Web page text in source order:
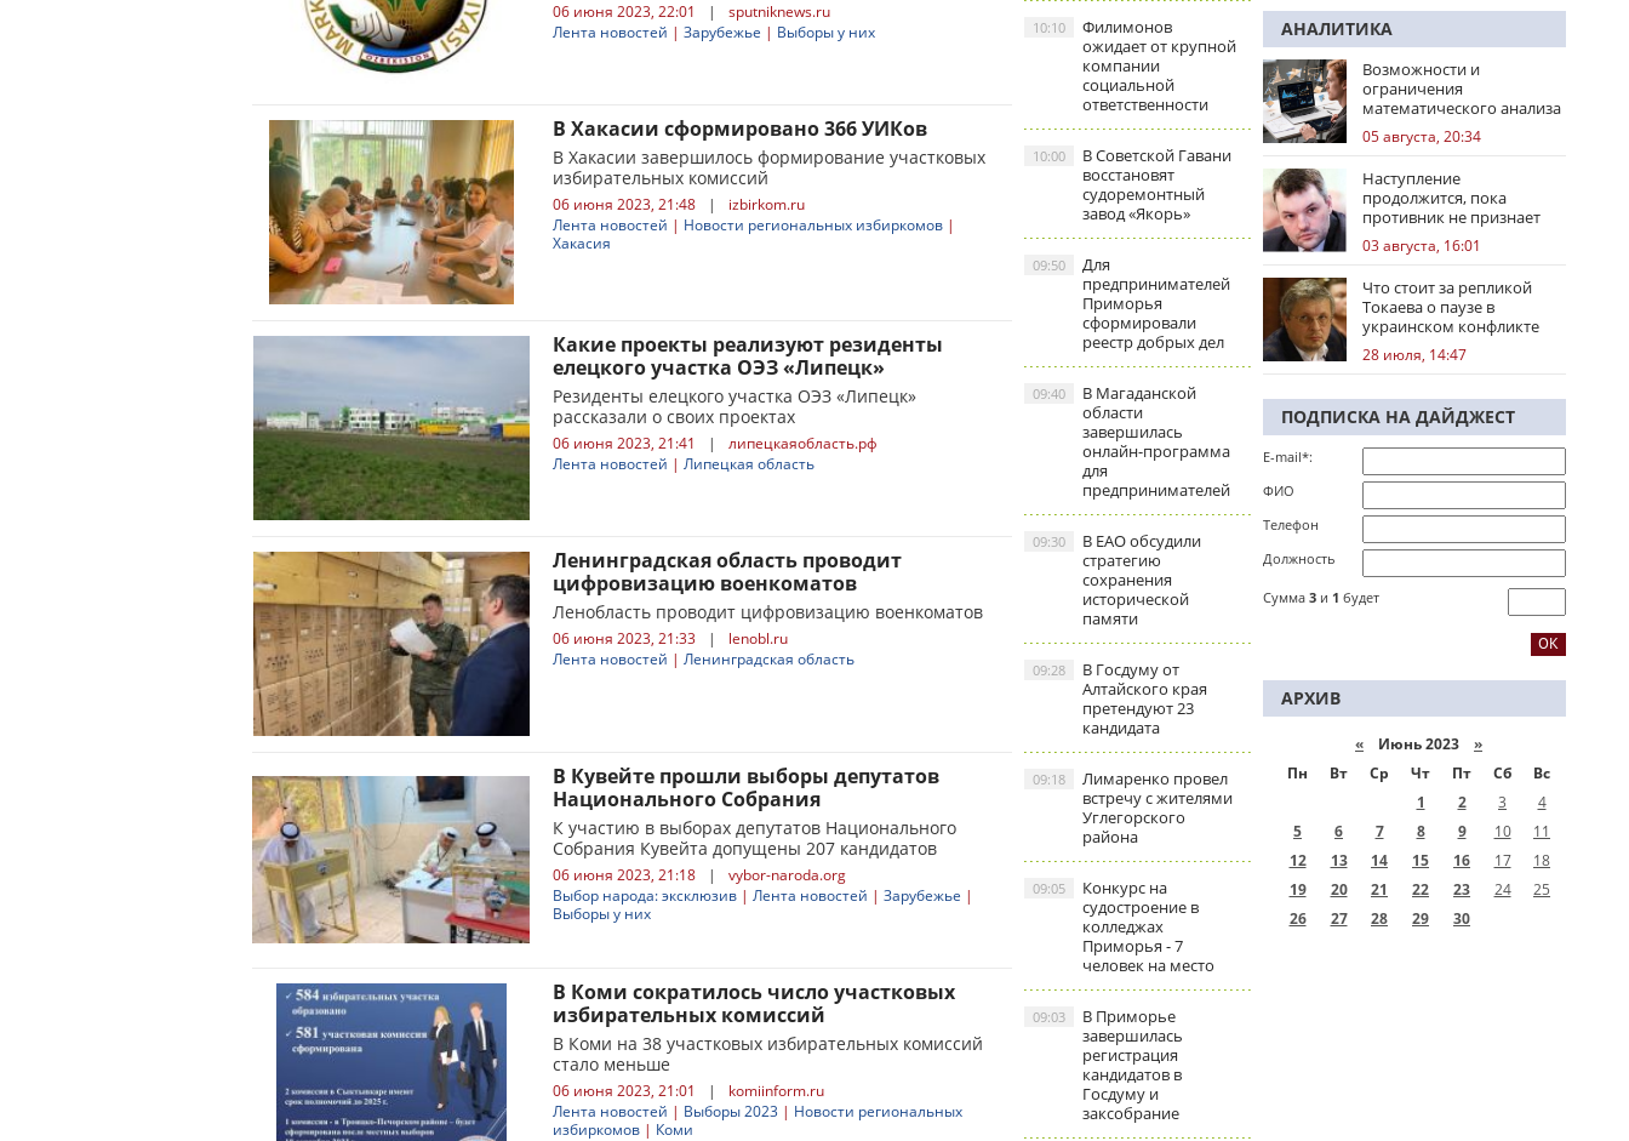
06 июня 2023, 22:01 |
sputniknews.ru
Лента новостей | Зарубежье | Выборы у них
В Хакасии сформировано 366 УИКов
В Хакасии завершилось формирование участковых
избирательных комиссий
06 июня 2023, 21:48 |
izbirkom.ru
Лента новостей | Новости региональных избиркомов |
Хакасия
Какие проекты реализуют резиденты
елецкого участка ОЭЗ «Липецк»
Резиденты елецкого участка ОЭЗ «Липецк»
рассказали о своих проектах
06 июня 2023, 21:41 |
липецкаяобласть.рф
Лента новостей | Липецкая область
Ленинградская область проводит
цифровизацию военкоматов
Ленобласть проводит цифровизацию военкоматов
06 июня 2023, 21:33 |
lenobl.ru
Лента новостей | Ленинградская область
В Кувейте прошли выборы депутатов
Национального Собрания
К участию в выборах депутатов Национального
Собрания Кувейта допущены 207 кандидатов
06 июня 2023, 21:18 |
vybor-naroda.org
Выбор народа: эксклюзив | Лента новостей | Зарубежье |
Выборы у них
В Коми сократилось число участковых
избирательных комиссий
В Коми на 38 участковых избирательных комиссий
стало меньше
06 июня 2023, 21:01 |
komiinform.ru
Лента новостей | Выборы 2023 | Новости региональных
избиркомов | Коми
Филимонов
ожидает от крупной
компании
социальной
ответственности
10:10
В Советской Гавани
восстановят
судоремонтный
завод «Якорь»
10:00
Для
предпринимателей
Приморья
сформировали
реестр добрых дел
09:50
В Магаданской
области
завершилась
онлайн-программа
для
предпринимателей
09:40
В ЕАО обсудили
стратегию
сохранения
исторической
памяти
09:30
В Госдуму от
Алтайского края
претендуют 23
кандидата
09:28
Лимаренко провел
встречу с жителями
Углегорского
района
09:18
Конкурс на
судостроение в
колледжах
Приморья - 7
человек на место
09:05
В Приморье
завершилась
регистрация
кандидатов в
Госдуму и
заксобрание
09:03
АНАЛИТИКА
Возможности и
ограничения
математического анализа
избирательных кампаний
05 августа, 20:34
Наступление
продолжится, пока
противник не признает
стратегическое
поражение
03 августа, 16:01
Что стоит за репликой
Токаева о паузе в
украинском конфликте
28 июля, 14:47
ПОДПИСКА НА ДАЙДЖЕСТ
E-mail*:
ФИО
Телефон
Должность
Сумма 3 и 1 будет
АРХИВ
« Июнь 2023 »
Пн
Вт Ср Чт Пт Сб
Вс
1
2 3
4
5
6 7 8 9 10
11
12
13 14 15 16 17
18
19
20 21 22 23 24
25
26
27 28 29 30